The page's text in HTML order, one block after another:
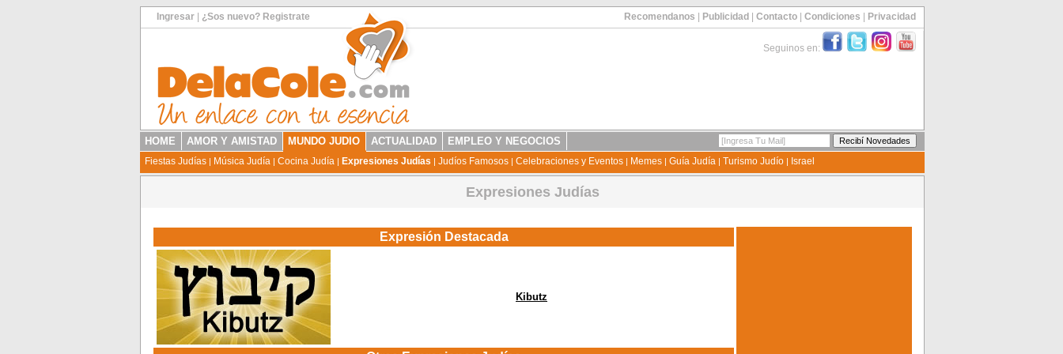
Ingresar ¿Sos nuevo? Registrate Recomendanos Publicidad Contacto Condiciones Privacidad
Seguinos en:
HOME AMOR Y AMISTAD MUNDO JUDIO ACTUALIDAD EMPLEO Y NEGOCIOS
Fiestas Judías | Música Judía | Cocina Judía | Expresiones Judías | Judíos Famosos | Celebraciones y Eventos | Memes | Guía Judía | Turismo Judío | Israel
Expresiones Judías
Expresión Destacada
Kibutz